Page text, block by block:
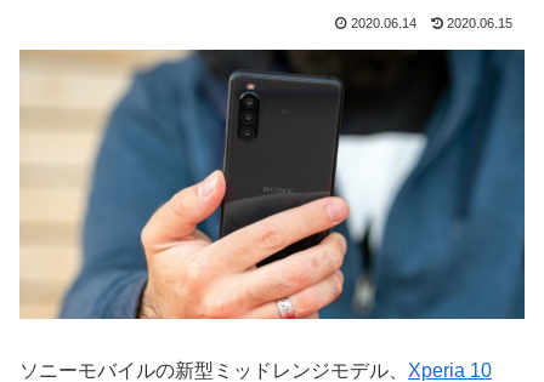
2020.06.14 2020.06.15
ソニーモバイルの新型ミッドレンジモデル、 Xperia 10